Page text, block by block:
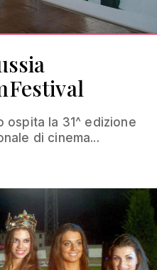
ospita la 31^ edizione
di cinema...